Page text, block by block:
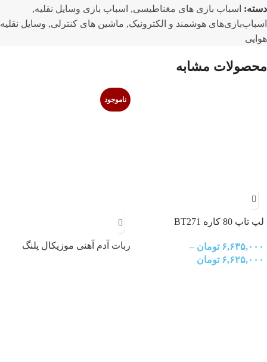
دسته: اسباب بازی های مغناطیسی, اسباب بازی وسایل نقلیه,
اسباب‌بازی‌های هوشمند و الکترونیک, ماشین های کنترلی, وسایل نقلیه
هوایی
محصولات مشابه
لپ تاپ 80 کاره BT271
۶,۶۳۵,۰۰۰ تومان –
۶,۶۲۵,۰۰۰ تومان
ناموجود
ربات آدم آهنی موزیکال پلنگ